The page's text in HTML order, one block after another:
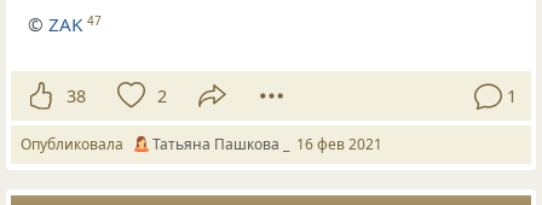
©ZAK 47
38 2 1
Опубликовала Татьяна Пашкова _ 16 фев 2021